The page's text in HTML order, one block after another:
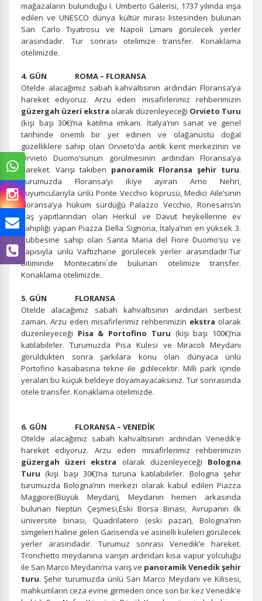
ÇEREZ KULLANIM AYARLARINIZ
Çerez tercihlerinizibelirleyin.
Daha fazla bilgi içinKVKK bilgilendirmemizi,çerez kullanımve
gizlilik koşullarınıinceleyebilirsiniz.
Zorunlu Çerezler HER ZAMAN AKTIF
Oturum yönetimi, güvenlik ve temel site işlevleri için
gereklidir. Bu çerezler olmadan site düzgün çalışmaz ve
devre dışı bırakılamaz.
mağazaların bulunduğu I. Umberto Galerisi, 1737 yılında inşa
edilen ve UNESCO dünya kültür mirası listesinden bulunan
San Carlo Tiyatrosu ve Napoli Limanı görülecek yerler
arasındadır. Tur sonrası otelimize transfer. Konaklama
otelimizde.
4. GÜN ROMA – FLORANSA
Otelde alacağımız sabah kahvaltısının ardından Floransa’ya
hareket ediyoruz. Arzu eden misafirlerimiz rehberimizin
güzergah üzeri ekstra olarak düzenleyeceği Orvieto Turu
(kişi başı 30€)’na katılma imkanı. İtalya’nın sanat ve genel
tarihinde önemli bir yer edinen ve olağanüstü doğal
güzelliklere sahip olan Orvieto’da antik kent merkezinin ve
Orvieto Duomo’sunun görülmesinin ardından Floransa’ya
hareket. Varışı takiben panoramik Floransa şehir turu.
Turumuzda Floransa’yı ikiye ayıran Arno Nehri,
kuyumcularıyla ünlü Ponte Vecchio köprüsü, Medici Aile’sinin
Floransa’ya hüküm sürdüğü Palazzo Vecchio, Rönesans’ın
baş yapıtlarından olan Herkül ve Davut heykellerine ev
sahipliği yapan Piazza Della Signoria, İtalya’nın en yüksek 3.
Kubbesine sahip olan Santa Maria del Fiore Duomo’su ve
kapısıyla ünlü Vaftizhane görülecek yerler arasındadır.Tur
bitiminde Montecatini`de bulunan otelimize transfer.
Konaklama otelimizde.
5. GÜN FLORANSA
Otelde alacağımız sabah kahvaltısının ardından serbest
zaman. Arzu eden misafirlerimiz rehberimizin ekstra olarak
düzenleyeceği Pisa & Portofino Turu (kişi başı 100€)’na
katılabilirler. Turumuzda Pisa Kulesi ve Miracoli Meydanı
görüldükten sonra şarkılara konu olan dünyaca ünlü
Portofino kasabasına tekne ile gidilecektir. Milli park içinde
yeralan bu küçük beldeye doyamayacaksınız. Tur sonrasında
otele transfer. Konaklama otelimizde.
6. GÜN FLORANSA – VENEDİK
Otelde alacağımız sabah kahvaltısının ardından Venedik’e
hareket ediyoruz. Arzu eden misafirlerimiz rehberimizin
güzergah üzeri ekstra olarak düzenleyeceği Bologna
Turu (kişi başı 30€)’na turuna katılabilirler. Bologna şehir
turumuzda Bologna’nın merkezi olarak kabul edilen Piazza
Maggiore(Büyük Meydan), Meydanın hemen arkasında
bulunan Neptün Çeşmesi,Eski Borsa Binası, Avrupanın ilk
üniversite binası, Quadrilatero (eski pazar), Bologna’nın
simgeleri haline gelen Garisenda ve asinelli kuleleri görülecek
yerler arasındadır. Turumuz sonrası Venedik’e hareket.
Tronchetto meydanına varışın ardından kısa vapur yolculuğu
ile San Marco Meydanı’na varış ve panoramik Venedik şehir
turu. Şehir turumuzda ünlü San Marco Meydanı ve Kilisesi,
mahkumların ceza evine girmeden önce son bir kez Venedik’e